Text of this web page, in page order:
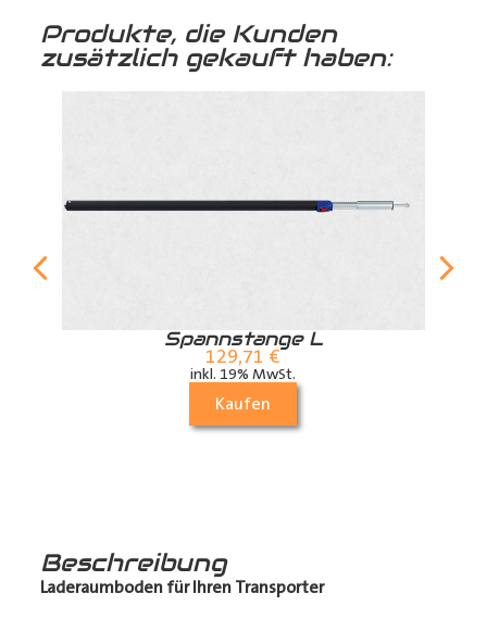
Produkte, die Kunden
zusätzlich gekauft haben:
Spannstange L
129,71 €
inkl. 19% MwSt.
Kaufen
Beschreibung
Laderaumboden für Ihren Transporter